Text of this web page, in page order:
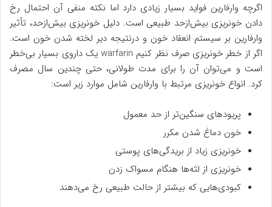
اگرچه وارفارین فواید بسیار زیادی دارد اما نکته منفی آن احتمال رخ
دادن خونریزی بیش‌ازحد طبیعی است. دلیل خونریزی بیش‌ازحد، تأثیر
وارفارین بر سیستم انعقاد خون و درنتیجه دیر لخته شدن خون است.
اگر از خطر خونریزی صرف نظر کنیم warfarin یک داروی بسیار بی‌خطر
است و می‌توان آن را برای مدت طولانی، حتی چندین سال مصرف
کرد. انواع خونریزی مرتبط با وارفارین شامل موارد زیر است:
پریودهای سنگین‌تر از حد معمول
خون دماغ شدن مکرر
خونریزی زیاد از بریدگی‌های پوستی
خونریزی از لثه‌ها هنگام مسواک زدن
کبودی‌هایی که بیشتر از حالت طبیعی رخ می‌دهند